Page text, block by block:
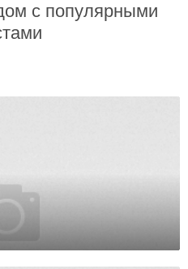
с популярными